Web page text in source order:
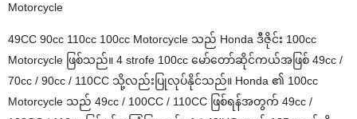
Motorcycle
49CC 90cc 110cc 100cc Motorcycle သည် Honda ဒီဇိုင်း 100cc
Motorcycle ဖြစ်သည်။ 4 strofe 100cc မော်တော်ဆိုင်ကယ်အဖြစ် 49cc /
70cc / 90cc / 110CC သို့လည်းပြုလုပ်နိုင်သည်။ Honda ၏ 100cc
Motorcycle သည် 49cc / 100CC / 110CC ဖြစ်ရန်အတွက် 49cc /